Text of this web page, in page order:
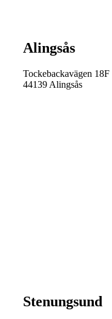
Alingsås
Tockebackavägen 18F
44139 Alingsås
Stenungsund